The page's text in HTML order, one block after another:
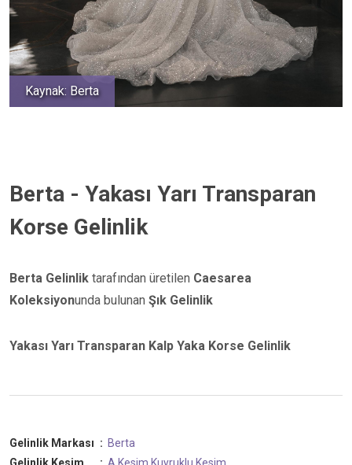
Kaynak: Berta
Berta - Yakası Yarı Transparan
Korse Gelinlik
Berta Gelinlik tarafından üretilen Caesarea
Koleksiyonunda bulunan Şık Gelinlik
Yakası Yarı Transparan Kalp Yaka Korse Gelinlik
Gelinlik Markası : Berta